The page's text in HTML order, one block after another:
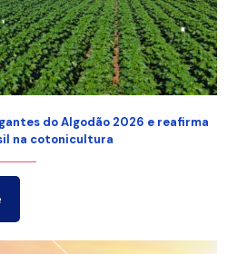
do Algodão 2026 e reafirma
na cotonicultura